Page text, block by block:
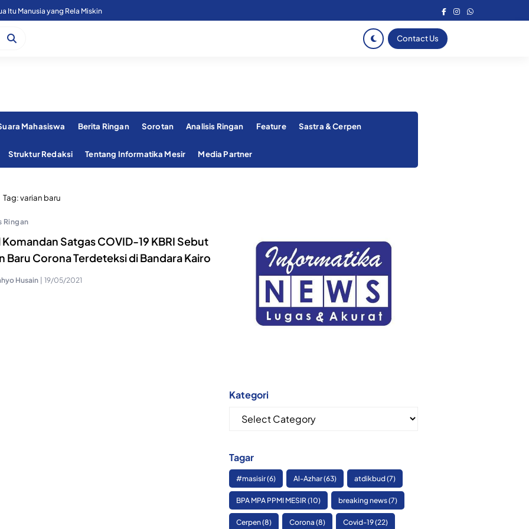
Itu Manusia yang Rela Miskin
Contact Us
Mahasiswa Berita Ringan Sorotan Analisis Ringan Feature Sastra & Cerpen
Struktur Redaksi Tentang Informatika Mesir Media Partner
Tag:varian baru
Ringan
Komandan Satgas COVID-19 KBRI Sebut
Baru Corona Terdeteksi di Bandara Kairo
Husain 19/05/2021
Kategori
Kategori
Tagar
#masisir(6) Al-Azhar(63) atdikbud(7)
BPA MPA PPMI MESIR(10) breaking news(7)
Cerpen(8) Corona (8) Covid-19(22)